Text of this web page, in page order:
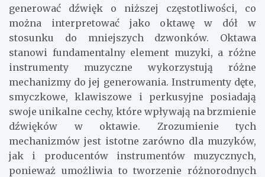
generować dźwięk o niższej częstotliwości, co
można interpretować jako oktawę w dół w
stosunku do mniejszych dzwonków. Oktawa
stanowi fundamentalny element muzyki, a różne
instrumenty muzyczne wykorzystują różne
mechanizmy do jej generowania. Instrumenty dęte,
smyczkowe, klawiszowe i perkusyjne posiadają
swoje unikalne cechy, które wpływają na brzmienie
dźwięków w oktawie. Zrozumienie tych
mechanizmów jest istotne zarówno dla muzyków,
jak i producentów instrumentów muzycznych,
ponieważ umożliwia to tworzenie różnorodnych